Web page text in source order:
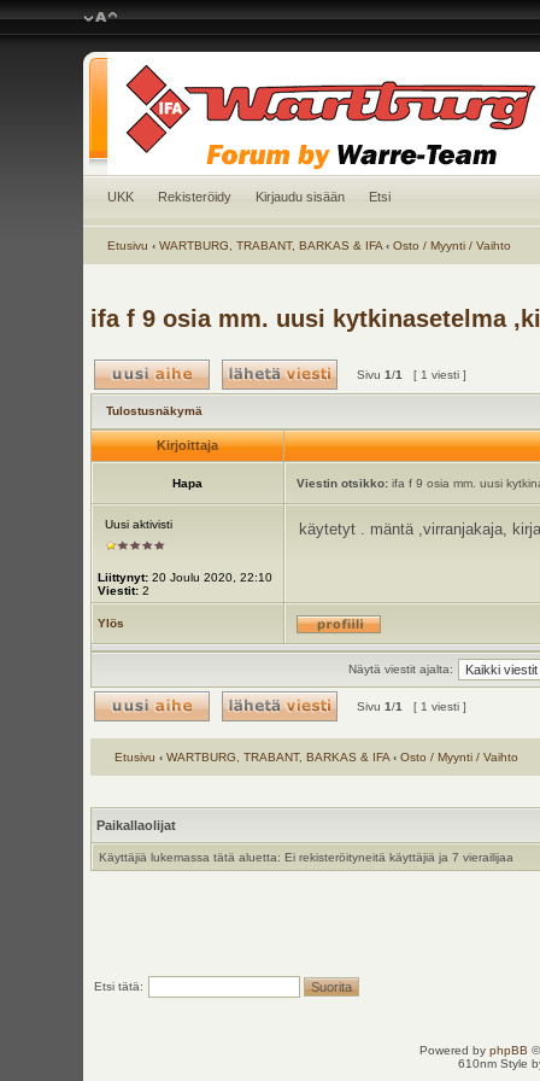
UKK Rekisteröidy Kirjaudu sisään Etsi
Etusivu ‹ WARTBURG, TRABANT, BARKAS & IFA ‹ Osto / Myynti / Vaihto
ifa f 9 osia mm. uusi kytkinasetelma
Sivu 1/1 [ 1 viesti ]
Tulostusnäkymä
Kirjoittaja
Hapa Viestin otsikko:ifa f 9 osia mm. uusi
Uusi aktivisti
Liittynyt:20 Joulu 2020, 22:10
Viestit:2
käytetyt . mäntä ,virranjakaja,
Ylös
Näytä viestit ajalta:
Sivu 1/1 [ 1 viesti ]
Etusivu ‹ WARTBURG, TRABANT, BARKAS & IFA ‹ Osto / Myynti / Vaihto
Paikallaolijat
Käyttäjiä lukemassa tätä aluetta: Ei rekisteröityneitä käyttäjiä ja 7 vierailijaa
Etsi tätä:
Powered by phpBB
610nm Style